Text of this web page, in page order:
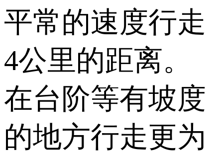
平常的速度行走
4公里的距离。
在台阶等有坡度
的地方行走更为